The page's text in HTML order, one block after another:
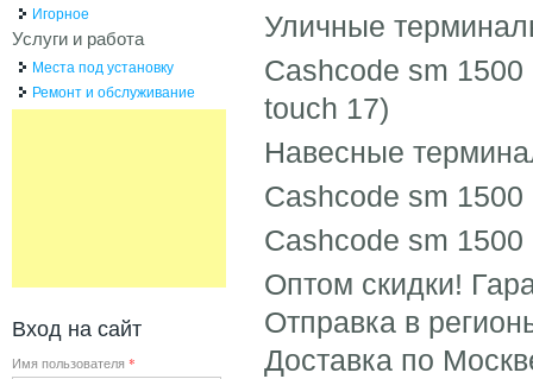
Уличные
Cashcode sm
touch 17)
Навесные
Cashcode sm
Cashcode sm
Оптом скидки!
Отправка в
Доставка по
Игорное
Услуги и работа
Места под установку
Ремонт и обслуживание
Вход на сайт
Имя пользователя *